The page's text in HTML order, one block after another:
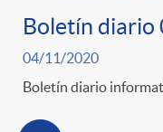
Boletín
04/11/2020
Boletín diario